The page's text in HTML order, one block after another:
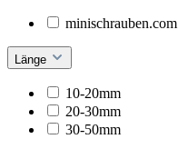
minischrauben.com
Länge
10-20mm
20-30mm
30-50mm